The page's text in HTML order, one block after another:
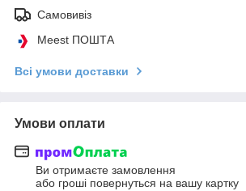
Самовивіз
Meest ПОШТА
Всі умови доставки
Умови оплати
Ви отримаєте замовлення
або гроші повернуться на вашу картку